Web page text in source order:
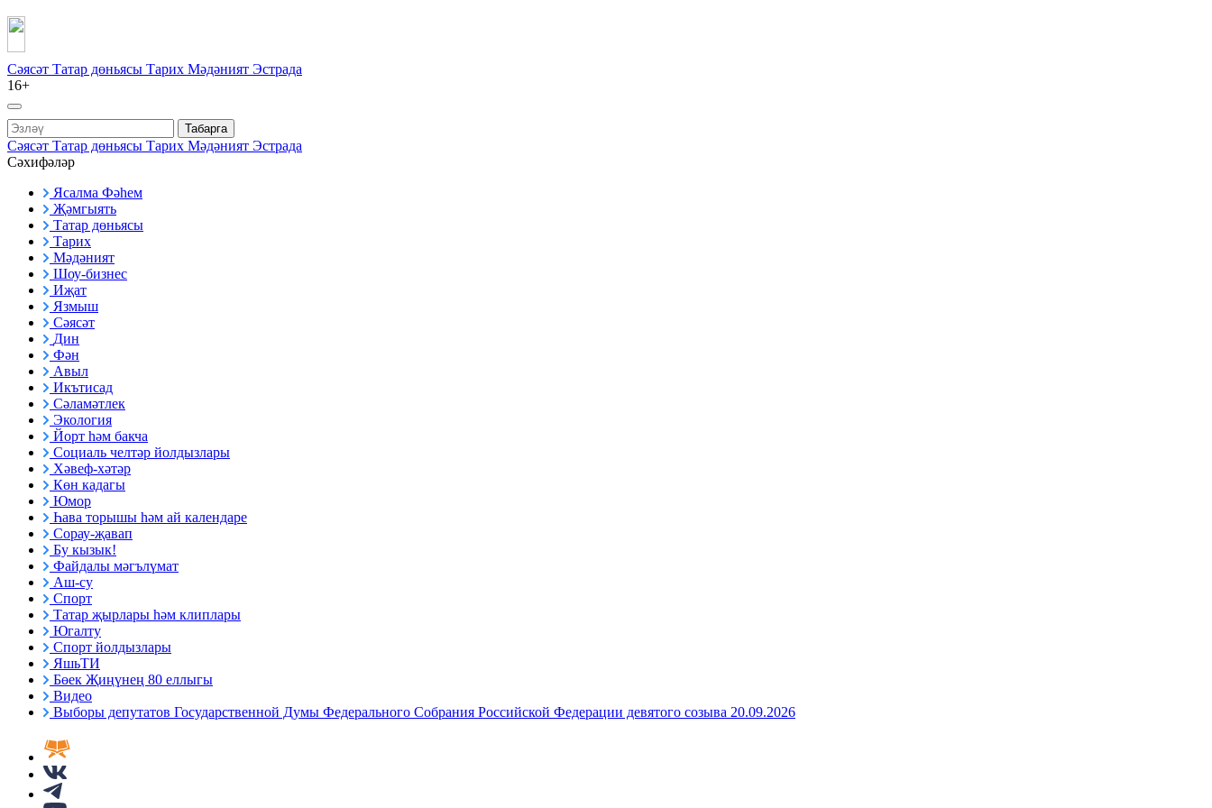
Сәясәт Татар дөньясы Тарих Мәдәният Эстрада
16+
Табарга
Сәясәт Татар дөньясы Тарих Мәдәният Эстрада
Сәхифәләр
Ясалма Фәһем
Җәмгыять
Татар дөньясы
Тарих
Мәдәният
Шоу-бизнес
Иҗат
Язмыш
Сәясәт
Дин
Фән
Авыл
Икътисад
Сәламәтлек
Экология
Йорт һәм бакча
Социаль челтәр йолдызлары
Хәвеф-хәтәр
Көн кадагы
Юмор
Һава торышы һәм ай календаре
Сорау-җавап
Бу кызык!
Файдалы мәгълүмат
Аш-су
Спорт
Татар җырлары һәм клиплары
Югалту
Спорт йолдызлары
ЯшьТИ
Бөек Җиңүнең 80 еллыгы
Видео
Выборы депутатов Государственной Думы Федерального Собрания Российской Федерации девятого созыва 20.09.2026